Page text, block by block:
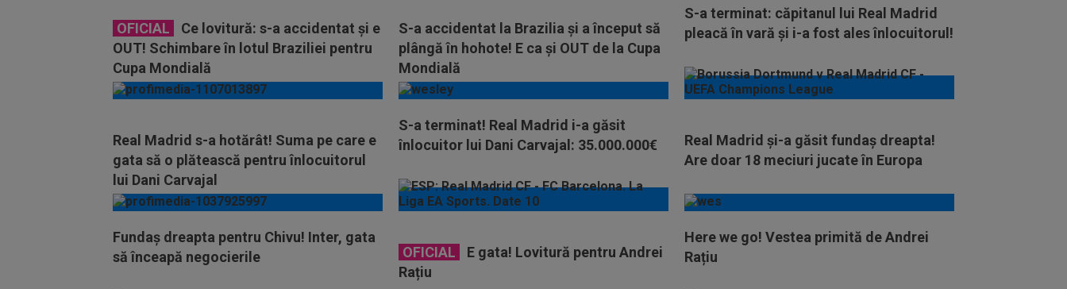
OFICIAL
Ce lovitură: s-a accidentat și e
OUT! Schimbare în lotul Braziliei pentru
Cupa Mondială
S-a accidentat la Brazilia și a început să
plângă în hohote! E ca și OUT de la Cupa
Mondială
S-a terminat: căpitanul lui Real Madrid
pleacă în vară și i-a fost ales înlocuitorul!
Real Madrid s-a hotărât! Suma pe care e
gata să o plătească pentru înlocuitorul
lui Dani Carvajal
S-a terminat! Real Madrid i-a găsit
înlocuitor lui Dani Carvajal: 35.000.000€
Real Madrid și-a găsit fundaș dreapta!
Are doar 18 meciuri jucate în Europa
Fundaș dreapta pentru Chivu! Inter, gata
să înceapă negocierile
OFICIAL
E gata! Lovitură pentru Andrei
Rațiu
Here we go! Vestea primită de Andrei
Rațiu